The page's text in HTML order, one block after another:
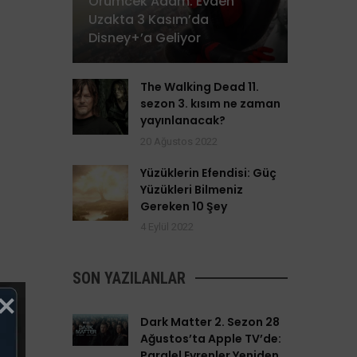
Uzakta 3 Kasım’da
Disney+’a Geliyor
The Walking Dead 11.
sezon 3. kısım ne zaman
yayınlanacak?
Yüzüklerin Efendisi: Güç
Yüzükleri Bilmeniz
Gereken 10 Şey
SON YAZILANLAR
Dark Matter 2. Sezon 28
Ağustos’ta Apple TV’de: